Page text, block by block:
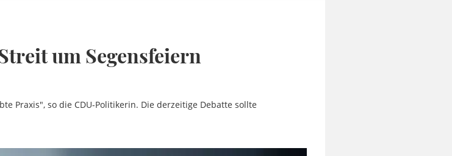
um Segensfeiern
Praxis", so die CDU-Politikerin. Die derzeitige Debatte sollte